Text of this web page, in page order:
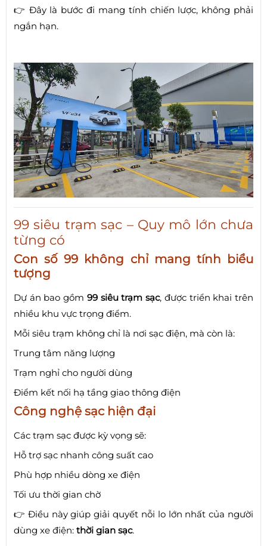
👉 Đây là bước đi mang tính chiến lược, không phải
ngắn hạn.
99 siêu trạm sạc – Quy mô lớn chưa
từng có
Con số 99 không chỉ mang tính biểu
tượng
Dự án bao gồm 99 siêu trạm sạc, được triển khai trên
nhiều khu vực trọng điểm.
Mỗi siêu trạm không chỉ là nơi sạc điện, mà còn là:
Trung tâm năng lượng
Trạm nghỉ cho người dùng
Điểm kết nối hạ tầng giao thông điện
Công nghệ sạc hiện đại
Các trạm sạc được kỳ vọng sẽ:
Hỗ trợ sạc nhanh công suất cao
Phù hợp nhiều dòng xe điện
Tối ưu thời gian chờ
👉 Điều này giúp giải quyết nỗi lo lớn nhất của người
dùng xe điện: thời gian sạc.